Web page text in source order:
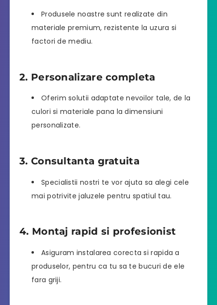
Produsele noastre sunt realizate din
materiale premium, rezistente la uzura si
factori de mediu.
2. Personalizare completa
Oferim solutii adaptate nevoilor tale, de la
culori si materiale pana la dimensiuni
personalizate.
3. Consultanta gratuita
Specialistii nostri te vor ajuta sa alegi cele
mai potrivite jaluzele pentru spatiul tau.
4. Montaj rapid si profesionist
Asiguram instalarea corecta si rapida a
produselor, pentru ca tu sa te bucuri de ele
fara griji.